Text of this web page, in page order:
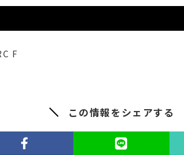
F
この情報をシェアする